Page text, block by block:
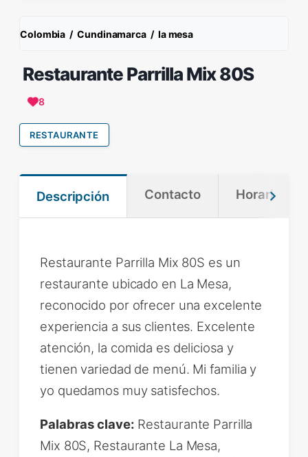
Colombia / Cundinamarca / la mesa
Restaurante Parrilla Mix 80S
8
RESTAURANTE
Descripción Contacto Horario
Restaurante Parrilla Mix 80S es un
restaurante ubicado en La Mesa,
reconocido por ofrecer una excelente
experiencia a sus clientes. Excelente
atención, la comida es deliciosa y
tienen variedad de menú. Mi familia y
yo quedamos muy satisfechos.
Palabras clave: Restaurante Parrilla
Mix 80S, Restaurante La Mesa,